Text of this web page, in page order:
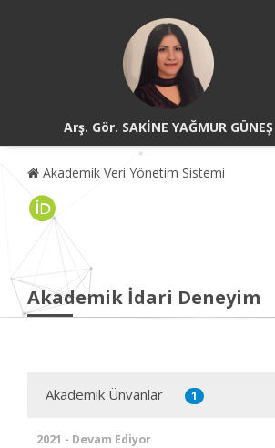
Arş. Gör. SAKİNE YAĞMUR GÜNEŞ
Akademik Veri Yönetim Sistemi
Akademik İdari Deneyim
Akademik Ünvanlar 1
2021 - Devam Ediyor